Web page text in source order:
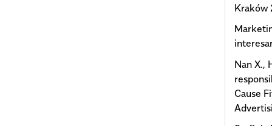
Kraków
Nan X.,
Cause